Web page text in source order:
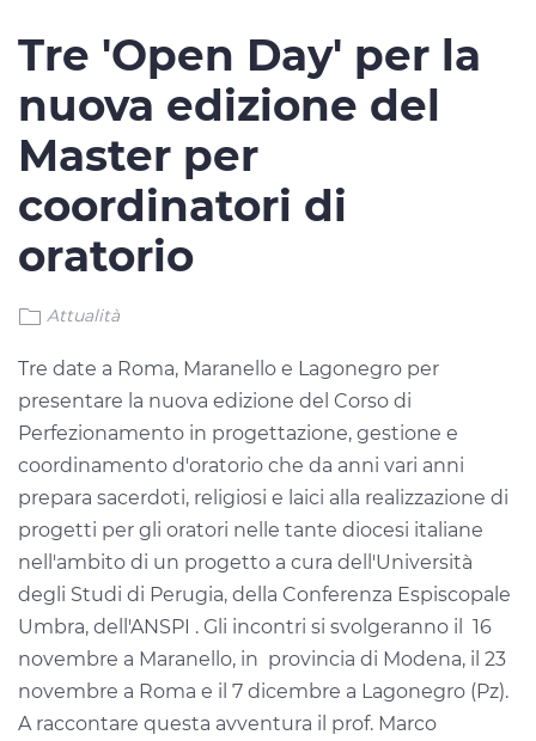
Tre 'Open Day' per la
nuova edizione del
Master per
coordinatori di
oratorio
Attualità
Tre date a Roma, Maranello e Lagonegro per
presentare la nuova edizione del Corso di
Perfezionamento in progettazione, gestione e
coordinamento d'oratorio che da anni vari anni
prepara sacerdoti, religiosi e laici alla realizzazione di
progetti per gli oratori nelle tante diocesi italiane
nell'ambito di un progetto a cura dell'Università
degli Studi di Perugia, della Conferenza Espiscopale
Umbra, dell'ANSPI . Gli incontri si svolgeranno il 16
novembre a Maranello, in provincia di Modena, il 23
novembre a Roma e il 7 dicembre a Lagonegro (Pz).
A raccontare questa avventura il prof. Marco